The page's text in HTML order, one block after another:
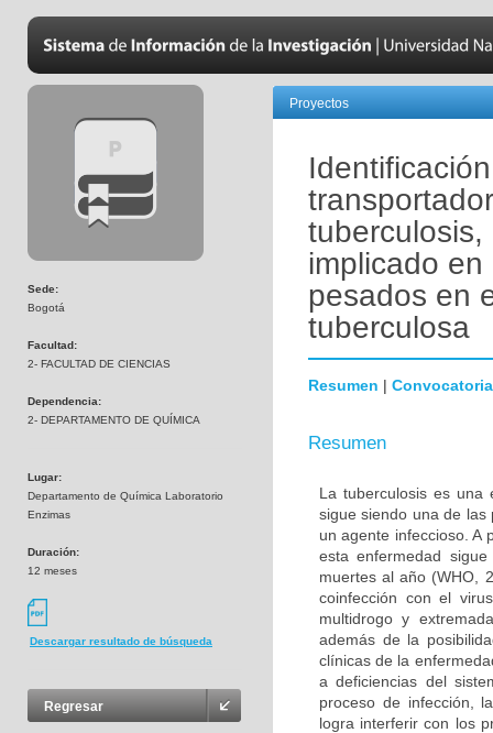
Sede:
Bogotá
Facultad:
2- FACULTAD DE CIENCIAS
Dependencia:
2- DEPARTAMENTO DE QUÍMICA
Lugar:
Departamento de Química Laboratorio
Enzimas
Duración:
12 meses
Descargar resultado de búsqueda
Regresar
Proyectos
implicado
pesados en
tuberculosa
Resumen | Convocatoria
Resumen
La tuberculosis es una
sigue siendo una de las
un agente infeccioso. A
esta enfermedad
muertes al año (WHO,
coinfección con el
multidrogo y
además de la
clínicas de la
a deficiencias del
proceso de infección,
logra interferir con los